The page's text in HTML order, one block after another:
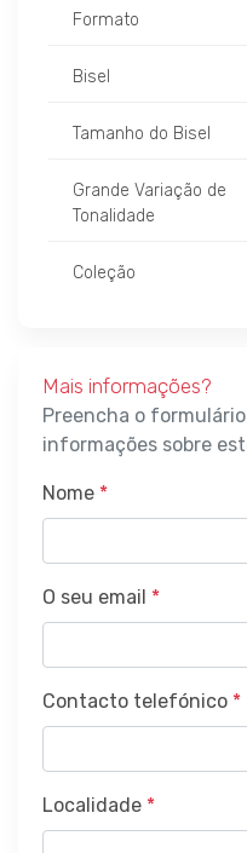
Formato
Bisel
Tamanho do Bisel
Grande Variação de
Tonalidade
Coleção
Mais informações?
Preencha o
informações sobre
Nome *
O seu email *
Contacto telefónico *
Localidade *